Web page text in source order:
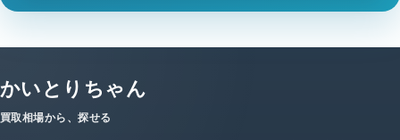
かいとりちゃん
買取相場から、探せる